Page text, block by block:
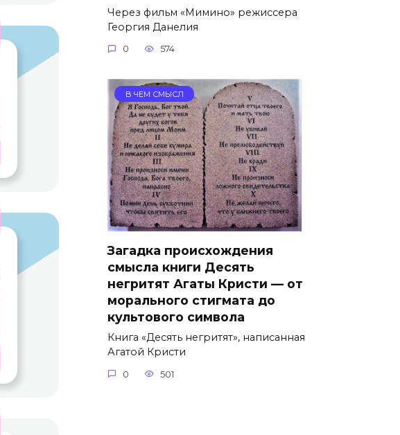
Через фильм «Мимино» режиссера
Георгия Данелия
0 574
В ЧЕМ СМЫСЛ
Загадка происхождения
смысла книги Десять
негритят Агаты Кристи — от
морального стигмата до
культового символа
Книга «Десять негритят», написанная
Агатой Кристи
0 501